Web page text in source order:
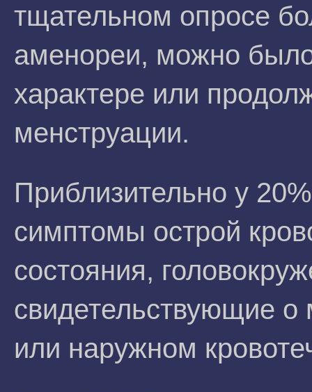
тщательном опросе
аменореи, можно
характере или
менструации.
Приблизительно у
симптомы острой
состояния,
свидетельствующие
или наружном